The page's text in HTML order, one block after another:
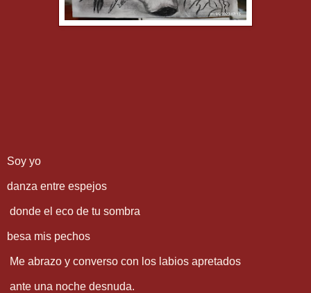
Soy yo
danza entre espejos
donde el eco de tu sombra
besa mis pechos
Me abrazo y converso con los labios apretados
ante una noche desnuda.